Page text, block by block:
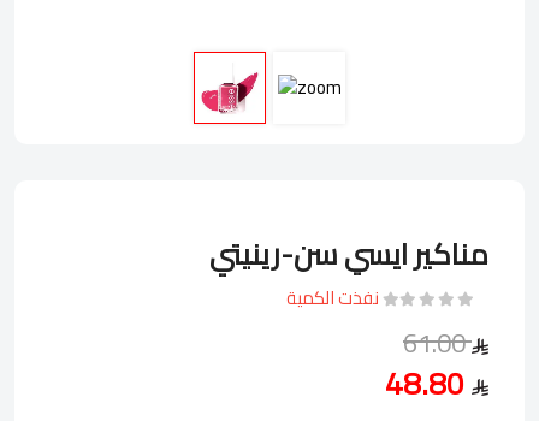
مناكير ايسي سن-رينيتي
نفذت الكمية
61.00